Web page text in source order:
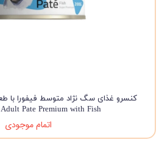
Adult Pate Premium with Fish وزن 200 گرم
اتمام موجودی